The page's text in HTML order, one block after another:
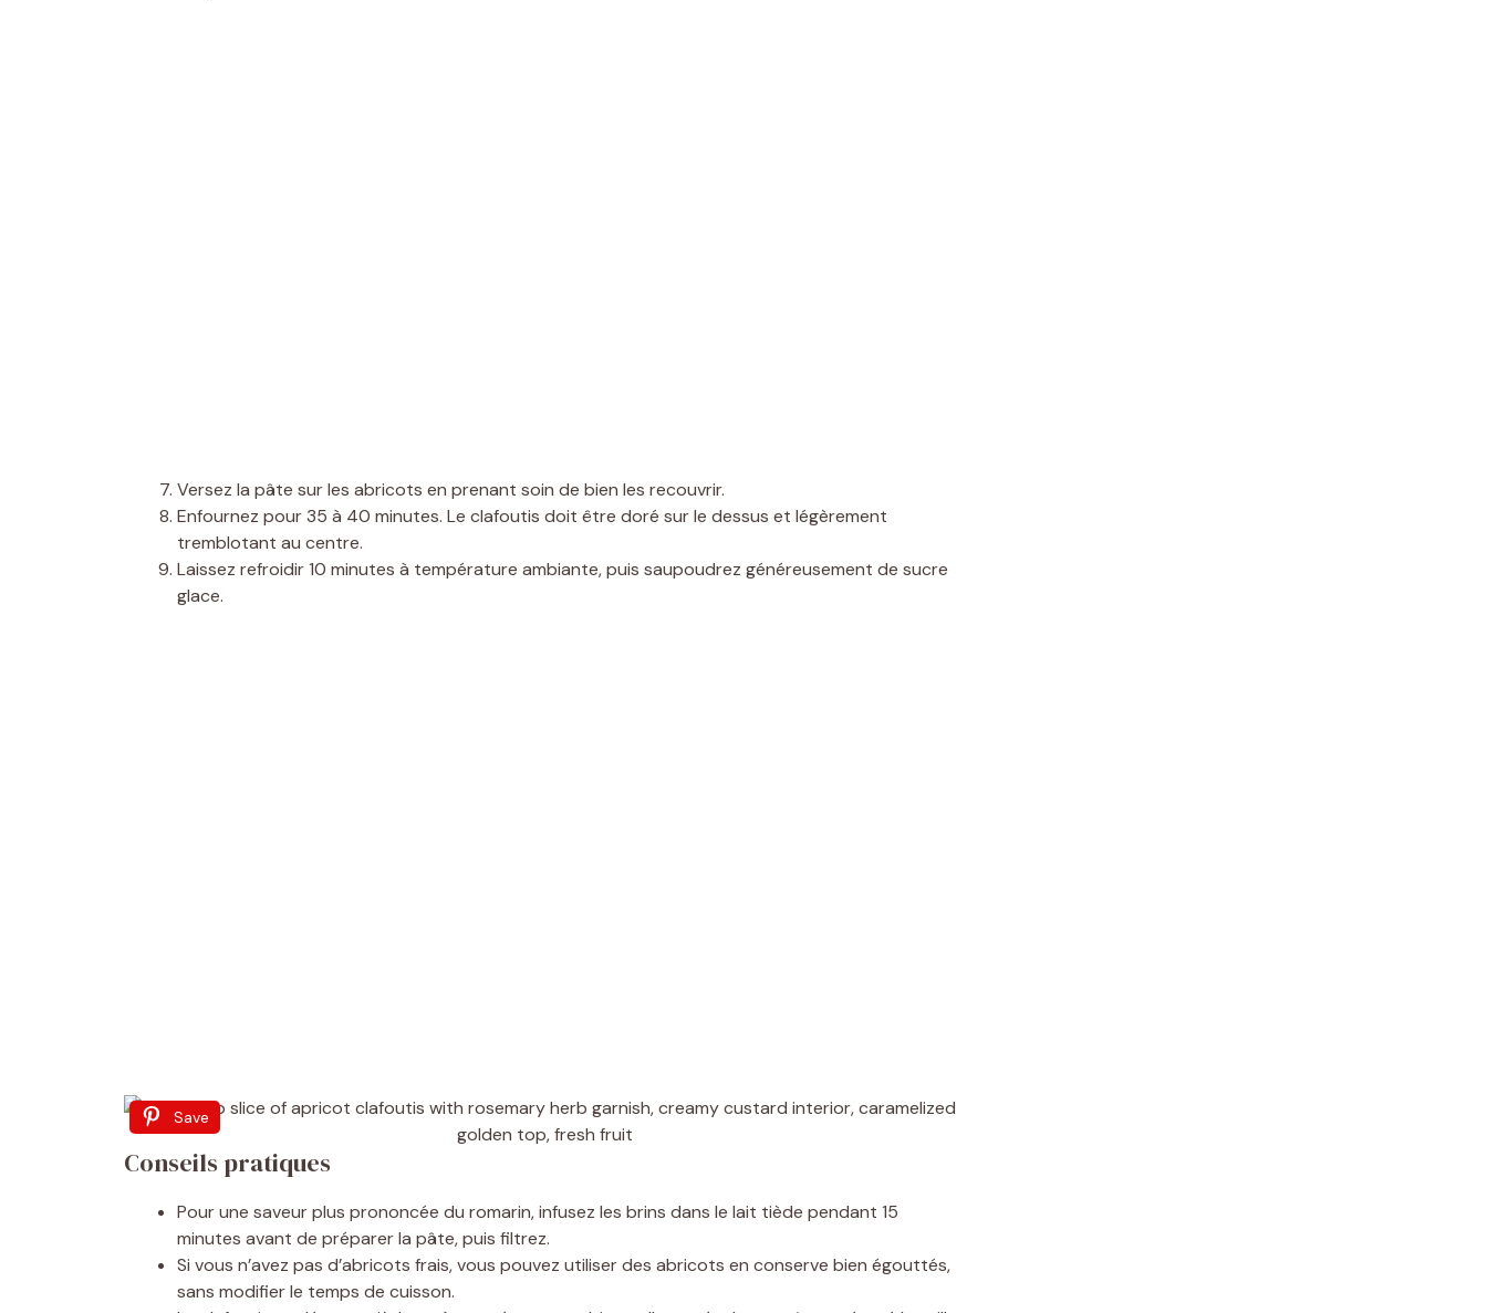
Versez la pâte sur les abricots en prenant soin de bien les recouvrir.
Enfournez pour 35 à 40 minutes. Le clafoutis doit être doré sur le dessus et légèrement
tremblotant au centre.
Laissez refroidir 10 minutes à température ambiante, puis saupoudrez généreusement de sucre
glace.
Save
Conseils pratiques
Pour une saveur plus prononcée du romarin, infusez les brins dans le lait tiède pendant 15
minutes avant de préparer la pâte, puis filtrez.
Si vous n’avez pas d’abricots frais, vous pouvez utiliser des abricots en conserve bien égouttés,
sans modifier le temps de cuisson.